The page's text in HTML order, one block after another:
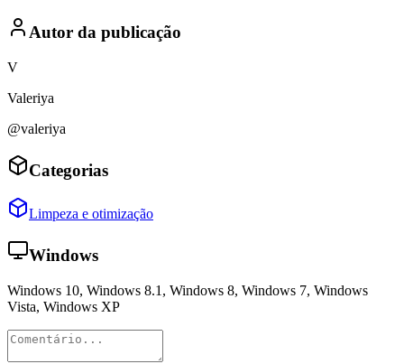
Autor da publicação
V
Valeriya
@valeriya
Categorias
Limpeza e otimização
Windows
Windows 10, Windows 8.1, Windows 8, Windows 7, Windows
Vista, Windows XP